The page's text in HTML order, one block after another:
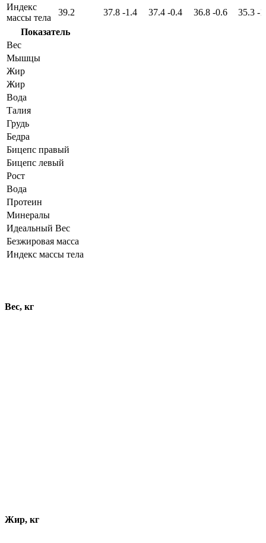
Индекс
массы тела
39.2 37.8 -1.4 37.4 -0.4 36.8 -0.6 35.3 -
Показатель
Вес
Мышцы
Жир
Жир
Вода
Талия
Грудь
Бедра
Бицепс правый
Бицепс левый
Рост
Вода
Протеин
Минералы
Идеальный Вес
Безжировая масса
Индекс массы тела
Вес, кг
Жир, кг